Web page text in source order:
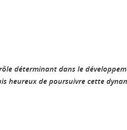
déterminant dans le
de poursuivre cette